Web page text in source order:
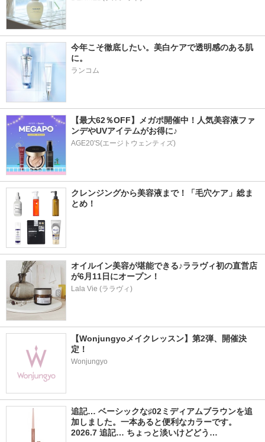
今年こそ徹底したい。美白ケアで透明感のある肌
に。
ランコム
【最大62％OFF】メガポ開催中！人気美容液ファ
ンデやUVアイテムがお得に♪
AGE20'S(エージトウェンティズ)
クレンジングから美容液まで！「毛穴ケア」総ま
とめ！
オイルイン美容が堪能できる♪ララヴィ初の直営店
が6月11日にオープン！
Lala Vie (ララヴィ)
【Wonjungyoメイクレッスン】第2弾、開催決
定！
Wonjungyo
追記… ベーシックな♯02ミディアムブラウンを追
加しました。一本あると便利なカラーです。
2026.7 追記… ちょっと淡いけどどう…